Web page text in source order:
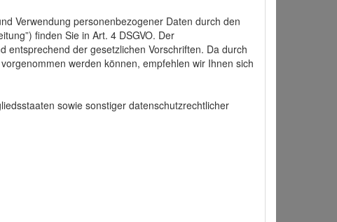
Verwendung personenbezogener Daten durch den
finden Sie in Art. 4 DSGVO. Der
der gesetzlichen Vorschriften. Da durch
werden können, empfehlen wir Ihnen sich
sowie sonstiger datenschutzrechtlicher